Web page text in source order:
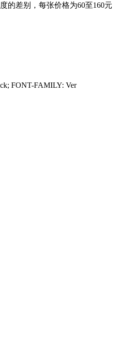
的差别，每张价格为60至160元
FONT-FAMILY: Ver